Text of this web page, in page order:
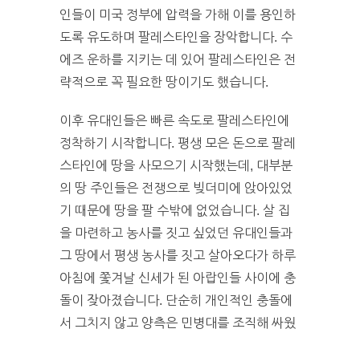
인들이 미국 정부에 압력을 가해 이를 용인하
도록 유도하며 팔레스타인을 장악합니다. 수
에즈 운하를 지키는 데 있어 팔레스타인은 전
략적으로 꼭 필요한 땅이기도 했습니다.
이후 유대인들은 빠른 속도로 팔레스타인에
정착하기 시작합니다. 평생 모은 돈으로 팔레
스타인에 땅을 사모으기 시작했는데, 대부분
의 땅 주인들은 전쟁으로 빚더미에 앉아있었
기 때문에 땅을 팔 수밖에 없었습니다. 살 집
을 마련하고 농사를 짓고 싶었던 유대인들과
그 땅에서 평생 농사를 짓고 살아오다가 하루
아침에 쫓겨날 신세가 된 아랍인들 사이에 충
돌이 잦아졌습니다. 단순히 개인적인 충돌에
서 그치지 않고 양측은 민병대를 조직해 싸웠